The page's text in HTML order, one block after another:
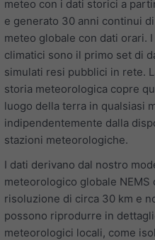
meteo con i dati storici a
e generato 30 anni continui
meteo globale con dati orari.
climatici sono il primo set di
simulati resi pubblici in rete.
storia meteorologica copre
luogo della terra in qualsiasi
indipendentemente dalla
stazioni meteorologiche.
I dati derivano dal nostro
meteorologico globale NEMS
risoluzione di circa 30 km e
possono riprodurre in
meteorologici locali, come